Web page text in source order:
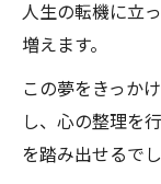
人生の転機に立
増えます。
この夢をきっか
し、心の整理を
を踏み出せるでし